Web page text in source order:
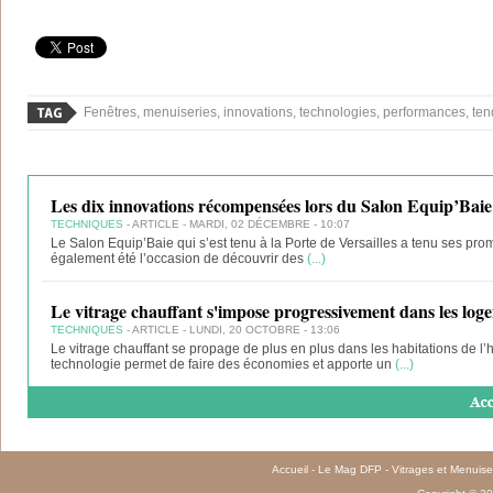
Fenêtres, menuiseries, innovations, technologies, performances,
Les dix innovations récompensées lors du Salon Equip’Baie
TECHNIQUES - ARTICLE - MARDI, 02 DÉCEMBRE - 10:07
Le Salon Equip’Baie qui s’est tenu à la Porte de Versailles a tenu ses
également été l’occasion de découvrir des (...)
Le vitrage chauffant s'impose progressivement dans les
TECHNIQUES - ARTICLE - LUNDI, 20 OCTOBRE - 13:06
Le vitrage chauffant se propage de plus en plus dans les habitations de
technologie permet de faire des économies et apporte un (...)
Accueil - Le Mag DFP - Vitrages et